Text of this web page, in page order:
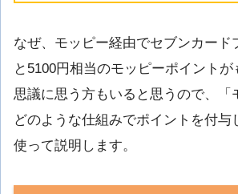
なぜ、モッピー経由でセブンカード
と5100円相当のモッピーポイント
思議に思う方もいると思うので、「
どのような仕組みでポイントを付与
使って説明します。